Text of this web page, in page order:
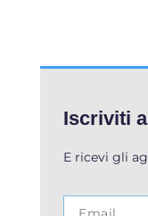
Iscriviti
E ricevi gli